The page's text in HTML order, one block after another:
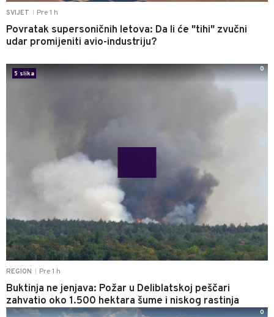
SVIJET Pre 1 h
Povratak supersoničnih letova: Da li će "tihi" zvučni
udar promijeniti avio-industriju?
REGION Pre 1 h
Buktinja ne jenjava: Požar u Deliblatskoj peščari
zahvatio oko 1.500 hektara šume i niskog rastinja
5 slika
0
0